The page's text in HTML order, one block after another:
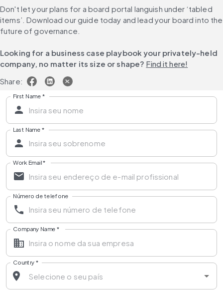
Don't let your plans for a board portal languish under ‘tabled
items’. Download our guide today and lead your board into the
future of governance.
Looking for a business case playbook your privately-held
company, no matter its size or shape? Find it here!
Share:
First Name *
Last Name *
Work Email*
Número de telefone
Company Name *
Country *